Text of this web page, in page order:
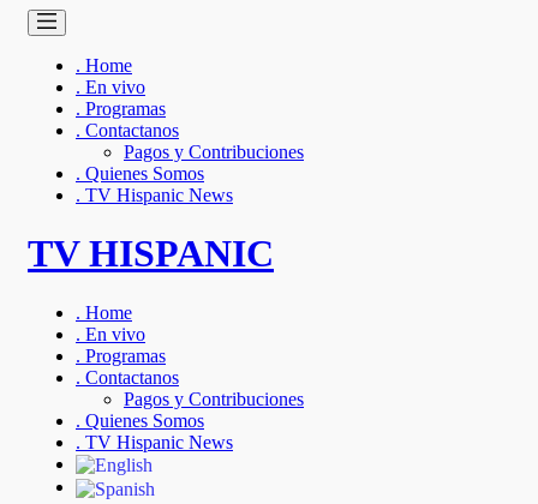
. Home
. En vivo
. Programas
. Contactanos
Pagos y Contribuciones
. Quienes Somos
. TV Hispanic News
TV HISPANIC
. Home
. En vivo
. Programas
. Contactanos
Pagos y Contribuciones
. Quienes Somos
. TV Hispanic News